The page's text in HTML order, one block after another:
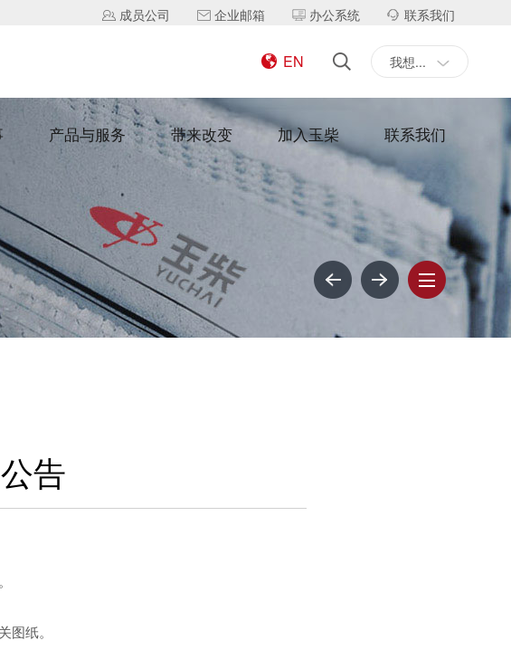
成员公司 企业邮箱 办公系统 联系我们
我想...
EN
产品与服务 带来改变 加入玉柴 联系我们
告
纸。